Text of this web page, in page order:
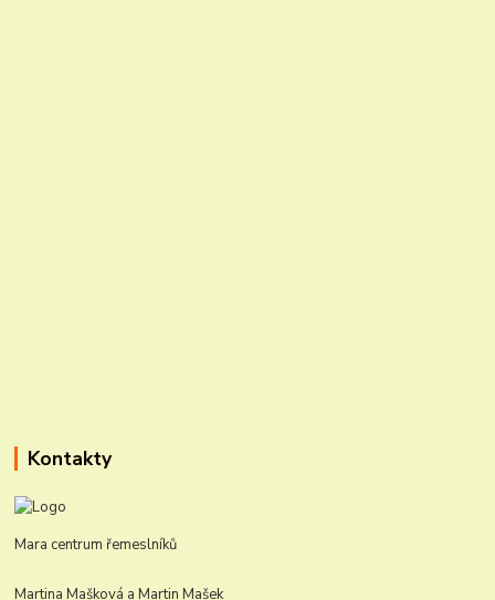
Kontakty
Mara centrum řemeslníků
Martina Mašková a Martin Mašek